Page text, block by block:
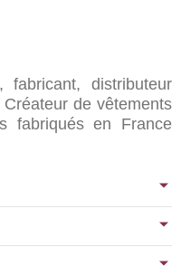
fabricant, distributeur
de vêtements
fabriqués en France